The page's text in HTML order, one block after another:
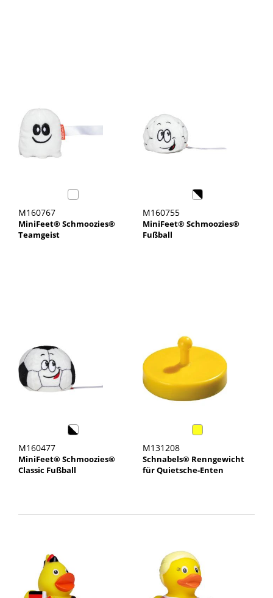
M160767
MiniFeet® Schmoozies®
Teamgeist
M160755
MiniFeet® Schmoozies®
Fußball
M160477
MiniFeet® Schmoozies®
Classic Fußball
M131208
Schnabels® Renngewicht
für Quietsche-Enten